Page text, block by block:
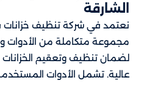
الشارقة
نعتمد في شركة تنظيف خزانات
مجموعة متكاملة من الأدوات
لضمان تنظيف وتعقيم
عالية. تشمل الأدوات